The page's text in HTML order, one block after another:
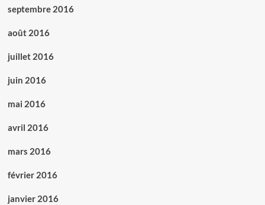
septembre 2016
août 2016
juillet 2016
juin 2016
mai 2016
avril 2016
mars 2016
février 2016
janvier 2016